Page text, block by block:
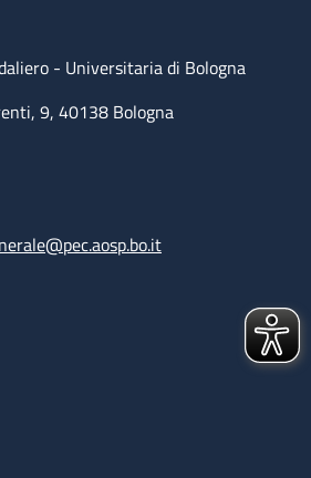
- Universitaria di Bologna
9, 40138 Bologna